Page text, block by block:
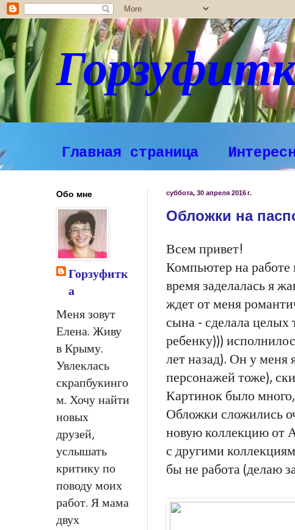
Главная страница
суббота, 30 апреля 2016 г.
Обложки на
Всем привет!
Компьютер на работе
время заделалась я
ждет от меня
сына - сделала целых
ребенку)))
лет назад). Он у меня
персонажей тоже),
Картинок было
Обложки сложились
новую коллекцию от
с другими
бы не работа (делаю
Обо мне
Горзуфитк
а
Меня зовут
Елена. Живу
в Крыму.
Увлеклась
скрапбукинго
м. Хочу найти
новых
друзей,
услышать
критику по
поводу моих
работ. Я мама
двух